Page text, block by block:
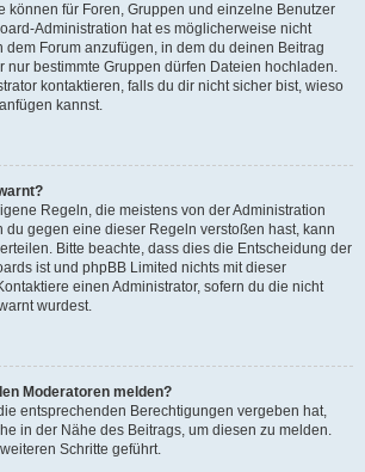
können für Foren, Gruppen und einzelne Benutzer
Administration hat es möglicherweise nicht
Forum anzufügen, in dem du deinen Beitrag
nur bestimmte Gruppen dürfen Dateien hochladen.
kontaktieren, falls du dir nicht sicher bist, wieso
kannst.
Regeln, die meistens von der Administration
du gegen eine dieser Regeln verstoßen hast, kann
Bitte beachte, dass dies die Entscheidung der
ist und phpBB Limited nichts mit dieser
einen Administrator, sofern du die nicht
wurdest.
Moderatoren melden?
entsprechenden Berechtigungen vergeben hat,
in der Nähe des Beitrags, um diesen zu melden.
Schritte geführt.